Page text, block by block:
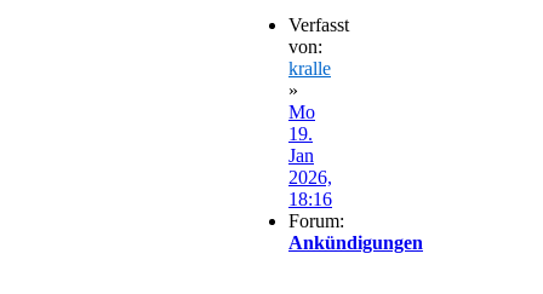
Verfasst
von:
kralle
»
Mo
19.
Jan
2026,
18:16
Forum:
Ankündigungen